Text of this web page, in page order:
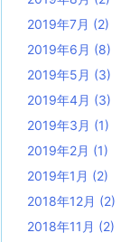
2019年7月 (2)
2019年6月 (8)
2019年5月 (3)
2019年4月 (3)
2019年3月 (1)
2019年2月 (1)
2019年1月 (2)
2018年12月 (2)
2018年11月 (2)